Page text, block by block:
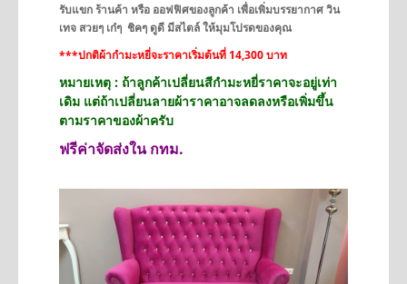
รับแขก ร้านค้า หรือ ออฟฟิศของลูกค้า เพื่อเพิ่มบรรยากาศ วิน
เทจ สวยๆ เก๋ๆ ชิคๆ ดูดี มีสไตล์ ให้มุมโปรดของคุณ
***ปกติผ้ากำมะหยี่จะราคาเริ่มต้นที่ 14,300 บาท
หมายเหตุ : ถ้าลูกค้าเปลี่ยนสีกำมะหยี่ราคาจะอยู่เท่า
เดิม แต่ถ้าเปลี่ยนลายผ้าราคาอาจลดลงหรือเพิ่มขึ้น
ตามราคาของผ้าครับ
ฟรีค่าจัดส่งใน กทม.